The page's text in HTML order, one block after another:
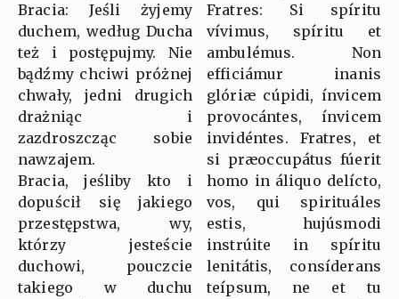
Bracia: Jeśli żyjemy
duchem, według Ducha
też i postępujmy. Nie
bądźmy chciwi próżnej
chwały, jedni drugich
drażniąc i
zazdroszcząc sobie
nawzajem.
Bracia, jeśliby kto i
dopuścił się jakiego
przestępstwa, wy,
którzy jesteście
duchowi, pouczcie
takiego w duchu
Fratres: Si spíritu
vívimus, spíritu et
ambulémus. Non
efficiámur inanis
glóriæ cúpidi, ínvicem
provocántes, ínvicem
invidéntes. Fratres, et
si præoccupátus fúerit
homo in áliquo delícto,
vos, qui spirituáles
estis, hujúsmodi
instrúite in spíritu
lenitátis, consíderans
teípsum, ne et tu